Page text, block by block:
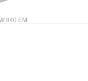
840 EM